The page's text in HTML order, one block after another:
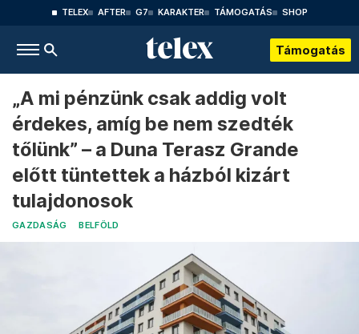
TELEX AFTER G7 KARAKTER TÁMOGATÁS SHOP
Támogatás
„A mi pénzünk csak addig volt
érdekes, amíg be nem szedték
tőlünk” – a Duna Terasz Grande
előtt tüntettek a házból kizárt
tulajdonosok
GAZDASÁG BELFÖLD